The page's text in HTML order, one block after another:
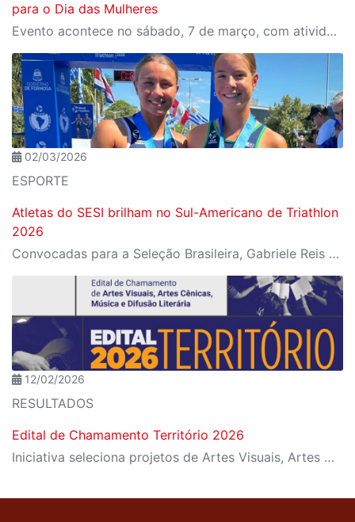
para o Dia das Mulheres
Evento acontece no sábado, 7 de março, com atividades de bem-estar, oficinas e show de encerramento
02/03/2026
ESPORTE
Atletas do SESI brilham no Sul-Americano de Triathlon
2026
Convocadas para a Seleção Brasileira, Gabriele Reis e Maria Luiza Simão conquistam ouro e prata em Formosa, na Argentina
12/02/2026
RESULTADOS
Edital de Chamamento Território 2026
Iniciativa seleciona projetos de Artes Visuais, Artes Cênicas, Música e Difusão Literária para ocupação dos espaços culturais da instituição em diferentes regiões de São Paulo